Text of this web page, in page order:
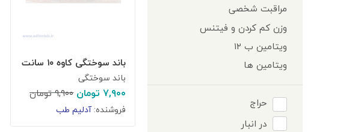
مراقبت شخصی
وزن کم کردن و فیتنس
ویتامین ب ۱۲
ویتامین ها
حراج
در انبار
باند سوختگی کاوه ۱۰ سانت
باند سوختگی
۷,۹۰۰ تومان ۹,۹۰۰تومان
فروشنده:آدلیم طب